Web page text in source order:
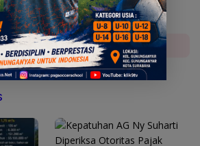
Selengkapnya